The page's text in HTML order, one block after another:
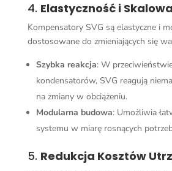
4. Elastyczność i
Kompensatory SVG są elastyczne i
dostosowane do zmieniających się
Szybka reakcja: W
kondensatorów, SVG reagują
na zmiany w obciążeniu.
Modularna budowa: Umożliwia
systemu w miarę rosnących
5. Redukcja Kosztów